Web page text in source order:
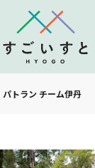
パトラン チーム伊丹